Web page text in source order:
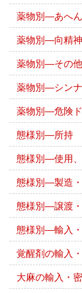
薬物別―あへん
薬物別―向精
薬物別―その
薬物別―シン
薬物別―危険
態様別―所持
態様別―使用
態様別―製造
態様別―譲渡
態様別―輸入
覚醒剤の輸入
大麻の輸入・